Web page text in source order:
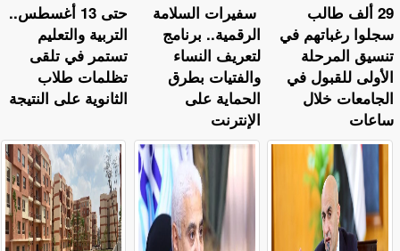
حتى 13 أغسطس..
التربية والتعليم
تستمر في تلقى
تظلمات طلاب
الثانوية على النتيجة
سفيرات السلامة
الرقمية.. برنامج
لتعريف النساء
والفتيات بطرق
الحماية على
الإنترنت
29 ألف طالب
سجلوا رغباتهم في
تنسيق المرحلة
الأولى للقبول في
الجامعات خلال
ساعات